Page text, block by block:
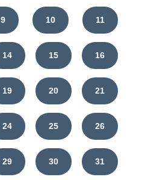
9 10 11
14 15 16
19 20 21
24 25 26
29 30 31